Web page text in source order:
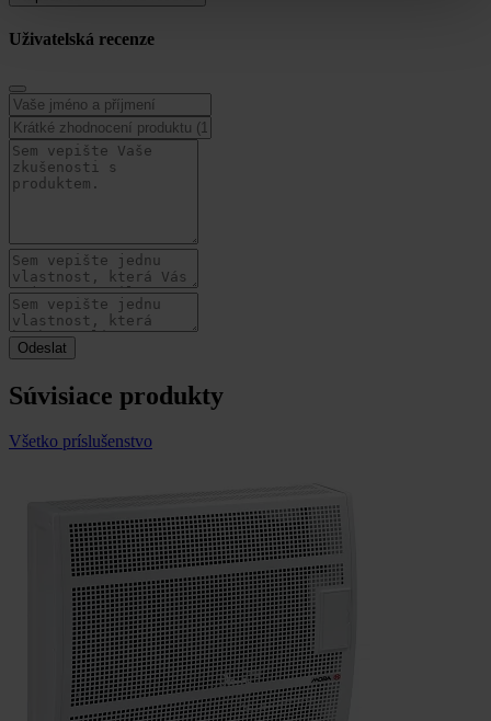
Uživatelská recenze
Súvisiace produkty
Všetko príslušenstvo